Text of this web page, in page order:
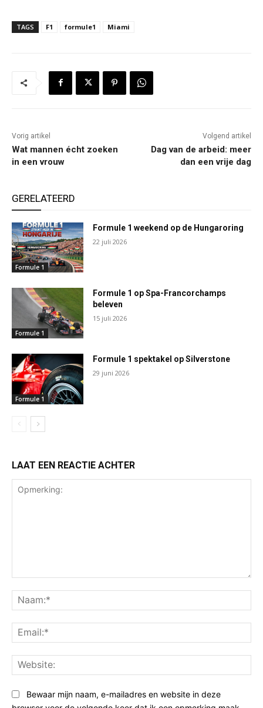
TAGS F1 formule1 Miami
Vorig artikel
Wat mannen écht zoeken
in een vrouw
Volgend artikel
Dag van de arbeid: meer
dan een vrije dag
GERELATEERD
Formule 1
Formule 1 weekend op de Hungaroring
22 juli 2026
Formule 1
Formule 1 op Spa-Francorchamps
beleven
15 juli 2026
Formule 1
Formule 1 spektakel op Silverstone
29 juni 2026
LAAT EEN REACTIE ACHTER
Bewaar mijn naam, e-mailadres en website in deze